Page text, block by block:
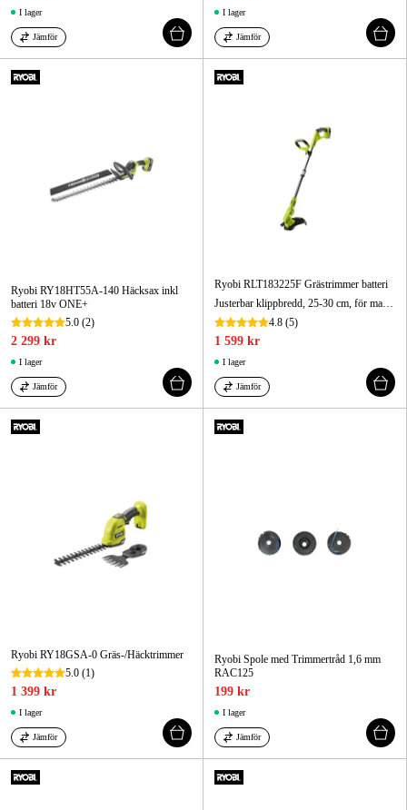
I lager
Jämför
I lager
Jämför
Ryobi RY18HT55A-140 Häcksax inkl
batteri 18v ONE+
5.0 (2)
2 299 kr
I lager
Jämför
Ryobi RLT183225F Grästrimmer batteri
Justerbar klippbredd, 25-30 cm, för maximal mångsidighet i långt och blött gräs
4.8 (5)
1 599 kr
I lager
Jämför
Ryobi RY18GSA-0 Gräs-/Häcktrimmer
5.0 (1)
1 399 kr
I lager
Jämför
Ryobi Spole med Trimmertråd 1,6 mm
RAC125
199 kr
I lager
Jämför